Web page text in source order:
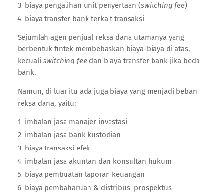
biaya pengalihan unit penyertaan (switching fee)
biaya transfer bank terkait transaksi
Sejumlah agen penjual reksa dana utamanya yang
berbentuk fintek membebaskan biaya-biaya di atas,
kecuali switching fee dan biaya transfer bank jika beda
bank.
Namun, di luar itu ada juga biaya yang menjadi beban
reksa dana, yaitu:
imbalan jasa manajer investasi
imbalan jasa bank kustodian
biaya transaksi efek
imbalan jasa akuntan dan konsultan hukum
biaya pembuatan laporan keuangan
biaya pembaharuan & distribusi prospektus